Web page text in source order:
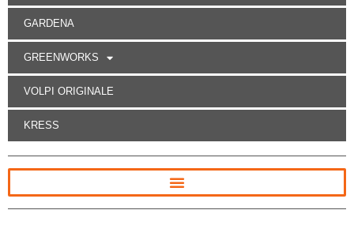
GARDENA
GREENWORKS
VOLPI ORIGINALE
KRESS